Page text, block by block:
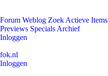
Forum Weblog Zoek Actieve Items
Previews Specials Archief
Inloggen
fok.nl
Inloggen